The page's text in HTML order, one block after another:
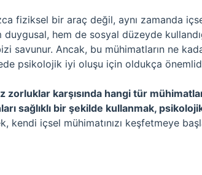
fiziksel bir araç değil, aynı zamanda
hem de sosyal düzeyde
savunur. Ancak, bu mühimatların ne
psikolojik iyi oluşu için oldukça
zorluklar karşısında hangi tür
sağlıklı bir şekilde kullanmak,
kendi içsel mühimatınızı keşfetmeye